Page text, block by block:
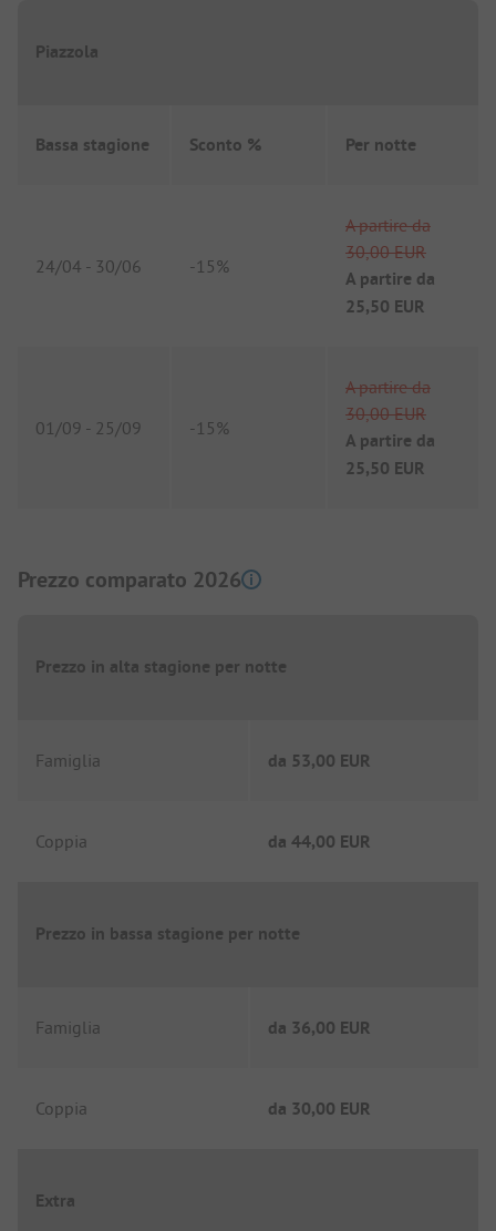
Piazzola
Bassa stagione Sconto % Per notte
24/04 - 30/06 -15%
A partire da
30,00 EUR
A partire da
25,50 EUR
01/09 - 25/09 -15%
A partire da
30,00 EUR
A partire da
25,50 EUR
Prezzo comparato 2026
Prezzo in alta stagione per notte
Famiglia da 53,00 EUR
Coppia da 44,00 EUR
Prezzo in bassa stagione per notte
Famiglia da 36,00 EUR
Coppia da 30,00 EUR
Extra